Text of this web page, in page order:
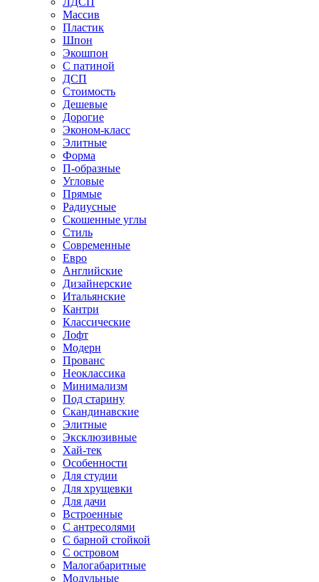
Массив
Пластик
Шпон
Экошпон
С патиной
ДСП
Стоимость
Дешевые
Дорогие
Эконом-класс
Элитные
Форма
П-образные
Угловые
Прямые
Радиусные
Скошенные углы
Стиль
Современные
Евро
Английские
Дизайнерские
Итальянские
Кантри
Классические
Лофт
Модерн
Прованс
Неоклассика
Минимализм
Под старину
Скандинавские
Элитные
Эксклюзивные
Хай-тек
Особенности
Для студии
Для хрущевки
Для дачи
Встроенные
С антресолями
С барной стойкой
С островом
Малогабаритные
Модульные